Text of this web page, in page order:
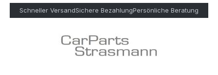
Zum Hauptinhalt springen
Schneller VersandSichere BezahlungPersönliche Beratung